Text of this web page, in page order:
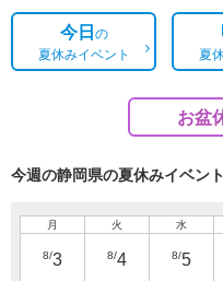
今日の
夏休みイベント
夏
お盆
今週の静岡県の夏休みイベン
月
8/3
火
8/4
水
8/5